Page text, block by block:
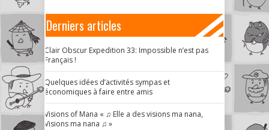
Derniers articles
Clair Obscur Expedition 33: Impossible n’est pas
Français !
Quelques idées d’activités sympas et
économiques à faire entre amis
Visions of Mana « ♫ Elle a des visions ma nana,
Visions ma nana ♫ »